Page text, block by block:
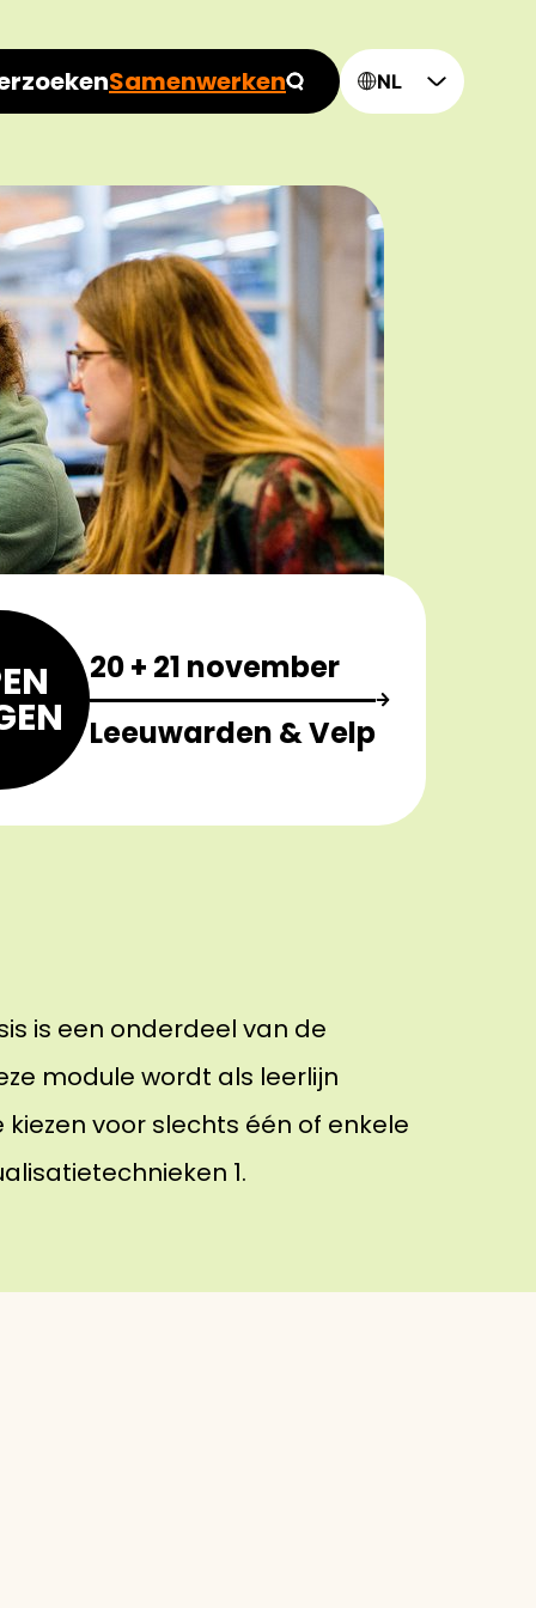
Samenwerken NL
20 + 21 november
Leeuwarden & Velp
is een onderdeel van de
module wordt als leerlijn
voor slechts één of enkele
1.